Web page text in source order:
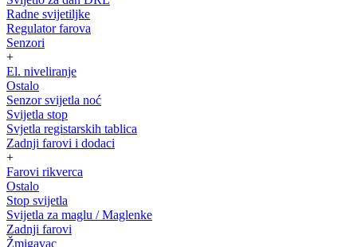
Radne svijetiljke
Regulator farova
Senzori
+
El. niveliranje
Ostalo
Senzor svijetla noć
Svijetla stop
Svjetla registarskih tablica
Zadnji farovi i dodaci
+
Farovi rikverca
Ostalo
Stop svijetla
Svijetla za maglu / Maglenke
Zadnji farovi
Žmigavac